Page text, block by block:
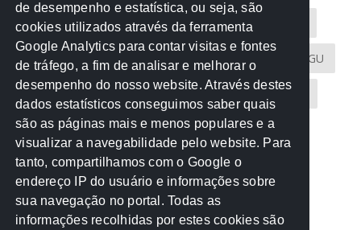
Acontece na Rede AGU AMM
Atricon Audicom CAU-MT CGU
CREA-MT Eventos MPC-MT MPE-MT
MPF Notícias PF PGE-MT PGR
Receita Federal Sem categoria
TCE-MT TCU TRE
de desempenho e estatística, ou seja, são
cookies utilizados através da ferramenta
Google Analytics para contar visitas e fontes
de tráfego, a fim de analisar e melhorar o
desempenho do nosso website. Através destes
dados estatísticos conseguimos saber quais
são as páginas mais e menos populares e a
visualizar a navegabilidade pelo website. Para
tanto, compartilhamos com o Google o
endereço IP do usuário e informações sobre
sua navegação no portal. Todas as
informações recolhidas por estes cookies são